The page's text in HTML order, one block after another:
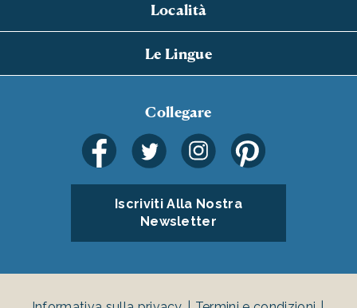
Località
Le Lingue
Collegare
Iscriviti Alla Nostra
Newsletter